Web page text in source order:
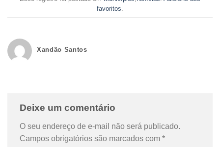
favoritos
Xandão Santos
Deixe um comentário
O seu endereço de e-mail não será publicado.
Campos obrigatórios são marcados com *